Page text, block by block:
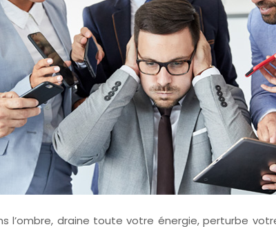
l’ombre, draine toute votre énergie, perturbe